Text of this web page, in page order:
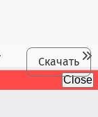
Скачать